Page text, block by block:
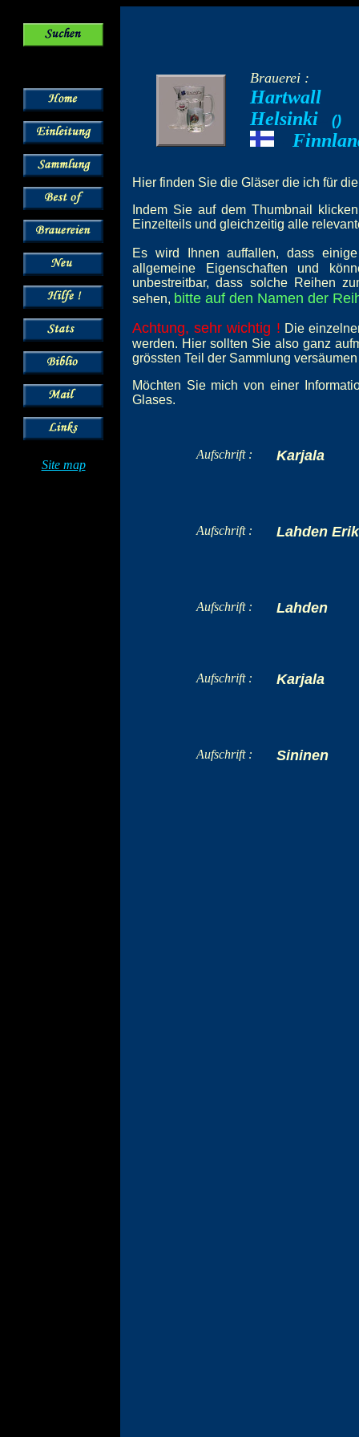
Site map
Brauerei :
Hartwall
Helsinki
()
Hier finden Sie die Gläser die ich für
Indem Sie auf dem Thumbnail
Einzelteils und gleichzeitig alle
Es wird Ihnen auffallen, dass
allgemeine Eigenschaften und
unbestreitbar, dass solche Reihen
sehen, bitte auf den Namen der
Achtung, sehr wichtig ! Die
werden. Hier sollten Sie also ganz
grössten Teil der Sammlung versäumen
Möchten Sie mich von einer
Glases.
Aufschrift : Karjala
Aufschrift : Lahden
Aufschrift : Lahden
Aufschrift : Karjala
Aufschrift : Sininen